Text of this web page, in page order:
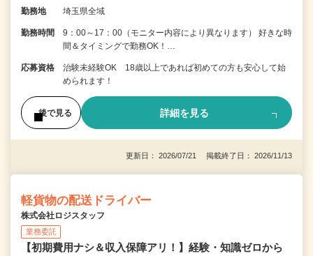
勤務地 埼玉県全域
勤務時間
9：00～17：00（モニター内容により異なります） 好きな時
間＆タイミングで勤務OK！…
応募資格
治験未経験OK 18歳以上であれば初めての方も安心して始
められます！
後で見る 詳細を見る
更新日： 2026/07/21 掲載終了日： 2026/11/13
軽貨物の配送ドライバー
株式会社ロジスタッフ
業務委託
【初期費用ナシ＆収入保障アリ！】経験・知識ゼロから